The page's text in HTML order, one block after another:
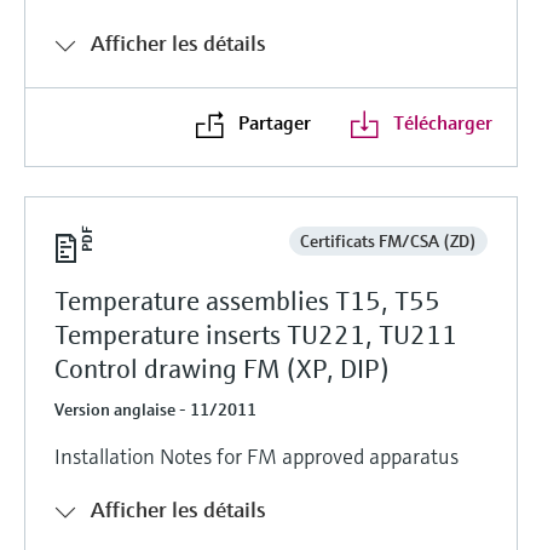
Afficher les détails
Partager Télécharger
Certificats FM/CSA (ZD)
Temperature assemblies T15, T55
Temperature inserts TU221, TU211
Control drawing FM (XP, DIP)
Version anglaise - 11/2011
Installation Notes for FM approved apparatus
Afficher les détails